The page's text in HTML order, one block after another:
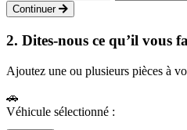
Continuer
2. Dites-nous ce qu’il vous
Ajoutez une ou plusieurs pièces à
🚗
Véhicule sélectionné :